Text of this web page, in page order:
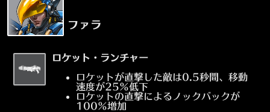
ファラ
ロケット・ランチャー
ロケットが直撃した敵は0.5秒間、移動
速度が25%低下
ロケットの直撃によるノックバックが
100%増加